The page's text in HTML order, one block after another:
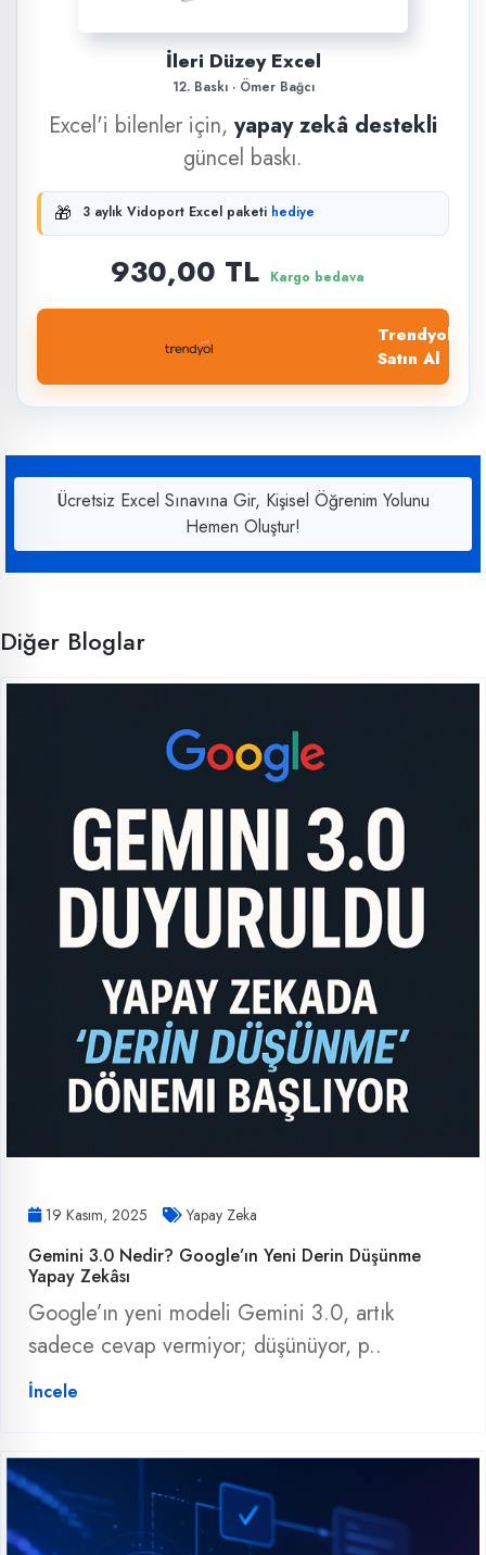
İleri Düzey Excel
12. Baskı · Ömer Bağcı
Excel'i bilenler için, yapay zekâ destekli
güncel baskı.
🎁 3 aylık Vidoport Excel paketi hediye
930,00 TL Kargo bedava
Trendyol'dan
Satın Al
Ücretsiz Excel Sınavına Gir, Kişisel Öğrenim Yolunu
Hemen Oluştur!
Diğer Bloglar
19 Kasım, 2025 Yapay Zeka
Gemini 3.0 Nedir? Google’ın Yeni Derin Düşünme
Yapay Zekâsı
Google’ın yeni modeli Gemini 3.0, artık
sadece cevap vermiyor; düşünüyor, p..
İncele